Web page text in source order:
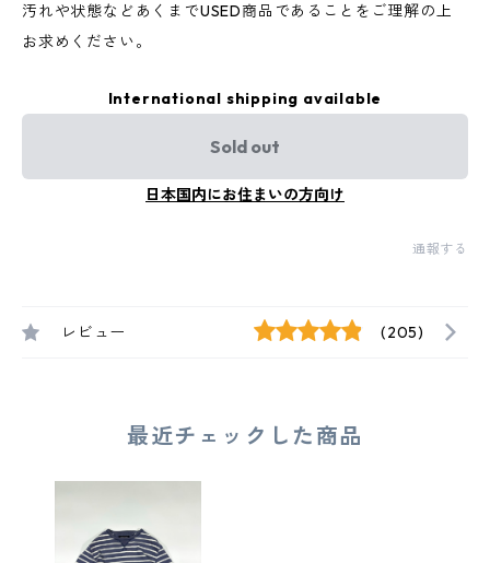
汚れや状態などあくまでUSED商品であることをご理解の上
お求めください。
International shipping available
Sold out
日本国内にお住まいの方向け
通報する
レビュー (205)
最近チェックした商品